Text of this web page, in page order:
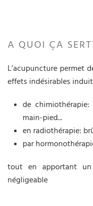
A QUOI ÇA
L’acupuncture permet
effets indésirables
de chimiothérapie:
main-pied...
en radiothérapie:
par
tout en apportant un
négligeable